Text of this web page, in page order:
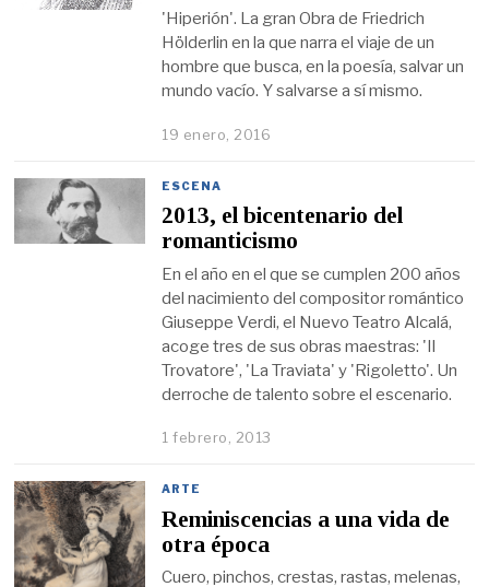
'Hiperión'. La gran Obra de Friedrich
Hölderlin en la que narra el viaje de un
hombre que busca, en la poesía, salvar un
mundo vacío. Y salvarse a sí mismo.
19 enero, 2016
ESCENA
2013, el bicentenario del
romanticismo
En el año en el que se cumplen 200 años
del nacimiento del compositor romántico
Giuseppe Verdi, el Nuevo Teatro Alcalá,
acoge tres de sus obras maestras: 'Il
Trovatore', 'La Traviata' y 'Rigoletto'. Un
derroche de talento sobre el escenario.
1 febrero, 2013
ARTE
Reminiscencias a una vida de
otra época
Cuero, pinchos, crestas, rastas, melenas,